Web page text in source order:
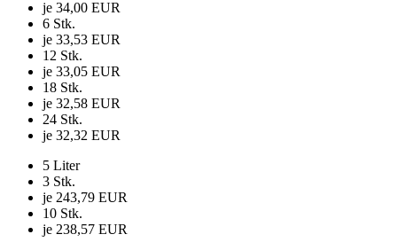
je 34,00 EUR
6 Stk.
je 33,53 EUR
12 Stk.
je 33,05 EUR
18 Stk.
je 32,58 EUR
24 Stk.
je 32,32 EUR
5 Liter
3 Stk.
je 243,79 EUR
10 Stk.
je 238,57 EUR